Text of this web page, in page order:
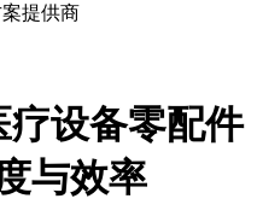
提供商
设备零配件
与效率